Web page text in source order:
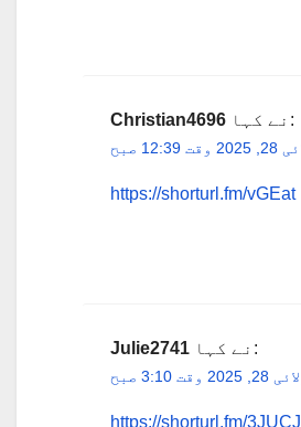
Christian4696 نے کہا:
12:39 صبح
https://shorturl.fm/vGEat
Julie2741 نے کہا:
وقت 3:10 صبح
https://shorturl.fm/3JUCJ